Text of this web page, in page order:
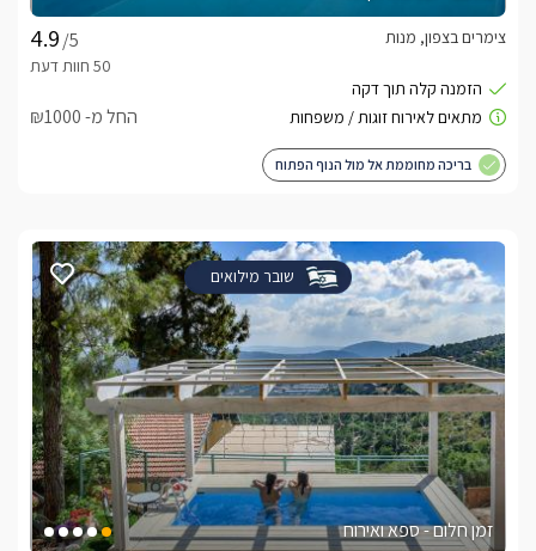
/5
צימרים בצפון, מנות
החל מ- ₪1000
בריכה מחוממת אל מול הנוף הפתוח
שובר מילואים
זמן חלום - ספא ואירוח